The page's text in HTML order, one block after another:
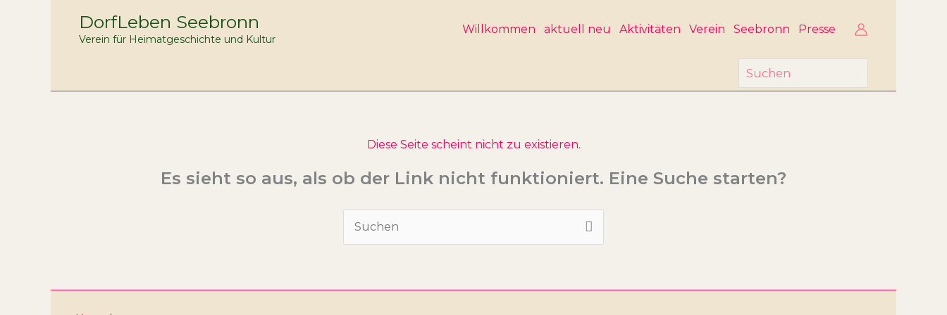
DorfLeben Seebronn
Verein für Heimatgeschichte und Kultur
Willkommen aktuell neu Aktivitäten Verein Seebronn Presse
Search
for:
Diese Seite scheint nicht zu existieren.
Es sieht so aus, als ob der Link nicht funktioniert. Eine Suche starten?
Suchen
nach: